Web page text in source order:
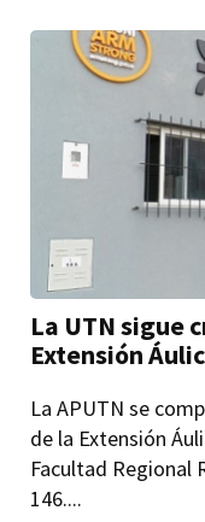
La UTN sigue
Extensión
La APUTN se
de la Extensión
Facultad Regional
146....